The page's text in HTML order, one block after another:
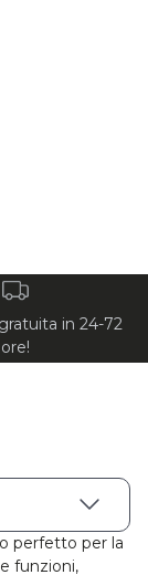
in 24-72
ore!
perfetto per la
funzioni,